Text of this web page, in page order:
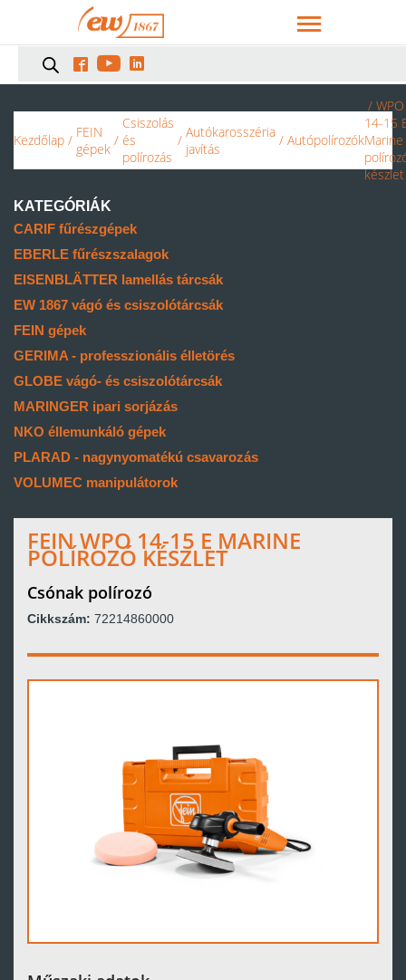
  
Kezdőlap / FEIN
gépek /
Csiszolás
és
polírozás
/ Autókarosszéria
javítás
/ Autópolírozók
/ WPO
14-15
Marine
készlet
KATEGÓRIÁK
CARIF fűrészgépek
EBERLE fűrészszalagok
EISENBLÄTTER lamellás tárcsák
EW 1867 vágó és csiszolótárcsák
FEIN gépek
GERIMA - professzionális élletörés
GLOBE vágó- és csiszolótárcsák
MARINGER ipari sorjázás
NKO éllemunkáló gépek
PLARAD - nagynyomatékú csavarozás
VOLUMEC manipulátorok
FEIN WPO 14-15 E MARINE
POLÍROZÓ KÉSZLET
Csónak polírozó
Cikkszám: 72214860000